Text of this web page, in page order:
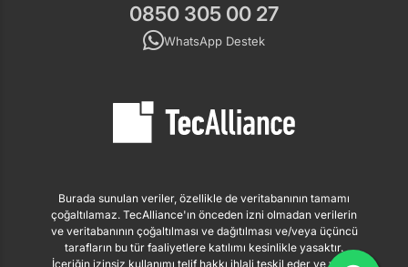
0850 305 00 27
WhatsApp Destek
Burada sunulan veriler, özellikle de veritabanının tamamı
çoğaltılamaz. TecAlliance'ın önceden izni olmadan verilerin
ve veritabanının çoğaltılması ve dağıtılması ve/veya üçüncü
tarafların bu tür faaliyetlere katılımı kesinlikle yasaktır.
İçeriğin izinsiz kullanımı telif hakkı ihlali teşkil eder ve yasal